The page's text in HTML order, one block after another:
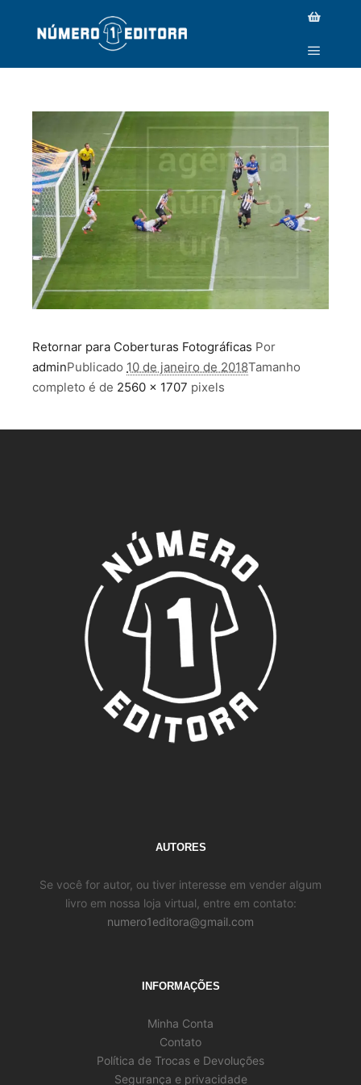
_MG_6220 COPY
Retornar para Coberturas Fotográficas Por
adminPublicado 10 de janeiro de 2018Tamanho
completo é de 2560 × 1707 pixels
AUTORES
Se você for autor, ou tiver interesse em vender algum
livro em nossa loja virtual, entre em contato:
numero1editora@gmail.com
INFORMAÇÕES
Minha Conta
Contato
Política de Trocas e Devoluções
Segurança e privacidade